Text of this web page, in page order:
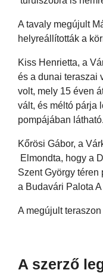
A tavaly megújult
helyreállították a
Kiss Henrietta, a
és a dunai teraszai
volt, mely 15 éven
vált, és méltó párja
pompájában látható.
Kőrösi Gábor, a
Elmondta, hogy a
Szent György
a Budavári Palota
A megújult
A szerző